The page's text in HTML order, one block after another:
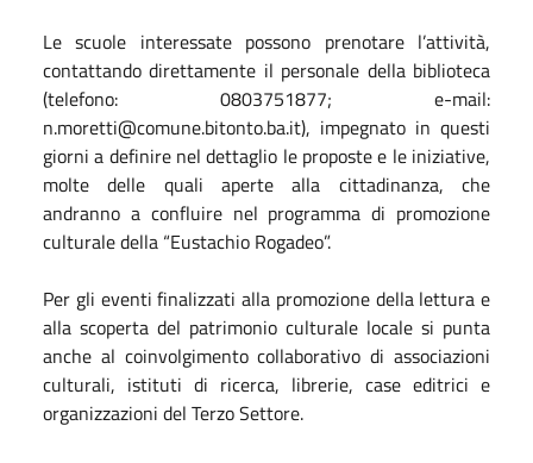
Le scuole interessate possono prenotare l’attività,
contattando direttamente il personale della biblioteca
(telefono: 0803751877; e-mail:
n.moretti@comune.bitonto.ba.it), impegnato in questi
giorni a definire nel dettaglio le proposte e le iniziative,
molte delle quali aperte alla cittadinanza, che
andranno a confluire nel programma di promozione
culturale della “Eustachio Rogadeo”.
Per gli eventi finalizzati alla promozione della lettura e
alla scoperta del patrimonio culturale locale si punta
anche al coinvolgimento collaborativo di associazioni
culturali, istituti di ricerca, librerie, case editrici e
organizzazioni del Terzo Settore.